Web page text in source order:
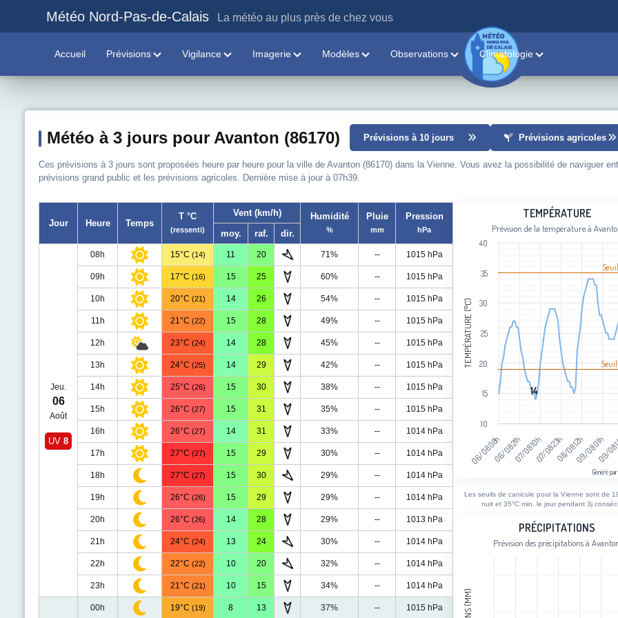
Météo Nord-Pas-de-Calais La météo au plus près de chez vous
Accueil Prévisions Vigilance Imagerie Modèles Observations Climatologie
Météo à 3 jours pour Avanton (86170) Prévisions à 10 jours Prévisions agricoles
Ces prévisions à 3 jours sont proposées heure par heure pour la ville de Avanton (86170) dans la Vienne. Vous avez la possibilité de naviguer
prévisions grand public et les prévisions agricoles. Dernière mise à jour à 07h39.
Jour Heure Temps
T °C
(ressenti)
Vent (km/h) Humidité
%
Pluie
mm
Pression
hPa
moy. raf. dir.
Jeu.
06
Août
UV 8
08h 15°C (14) 11 20 71% -- 1015 hPa
09h 17°C (16) 15 25 60% -- 1015 hPa
10h 20°C (21) 14 26 54% -- 1015 hPa
11h 21°C (22) 15 28 49% -- 1015 hPa
12h 23°C (24) 14 28 45% -- 1015 hPa
13h 24°C (25) 14 29 42% -- 1015 hPa
14h 25°C (26) 15 30 38% -- 1015 hPa
15h 26°C (27) 15 31 35% -- 1015 hPa
16h 26°C (27) 14 31 33% -- 1014 hPa
17h 27°C (27) 15 29 30% -- 1014 hPa
18h 27°C (27) 15 30 29% -- 1014 hPa
19h 26°C (26) 15 29 29% -- 1014 hPa
20h 26°C (26) 14 28 29% -- 1013 hPa
21h 24°C (24) 13 24 30% -- 1014 hPa
22h 22°C (22) 10 20 32% -- 1014 hPa
23h 21°C (21) 10 15 34% -- 1014 hPa
00h 19°C (19) 8 13 37% -- 1015 hPa
Line chart with 97 data points.
Prévision de la température à
The chart has 1 X axis displaying
The chart has 1 Y axis displaying
TEMPÉRATURE (°C)
TEMPÉRATURE
Prévision de la température à
14
14
06/08 08h06/08 21h07/08 10h07/08 23h08/08 12h09/08 01h
09/
10
15
20
25
30
35
40
Généré
Les seuils de canicule pour la Vienne sont de
nuit et 35°C min. le jour pendant 3j
Bar chart with 97 bars.
The chart has 1 X axis displaying
The chart has 1 Y axis displaying
PRÉCIPITATIONS
Prévision des précipitations à